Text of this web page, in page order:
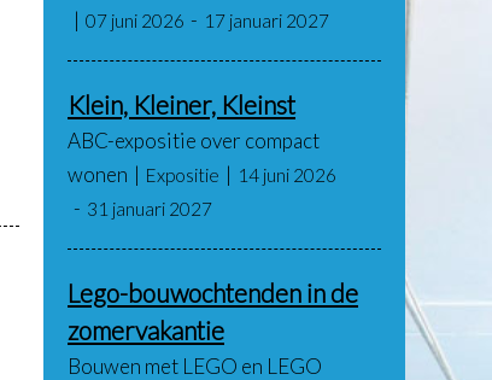
07 juni 2026
17 januari 2027
Klein, Kleiner, Kleinst
ABC-expositie over compact
wonen
Expositie
14 juni 2026
31 januari 2027
Lego-bouwochtenden in de
zomervakantie
Bouwen met LEGO en LEGO